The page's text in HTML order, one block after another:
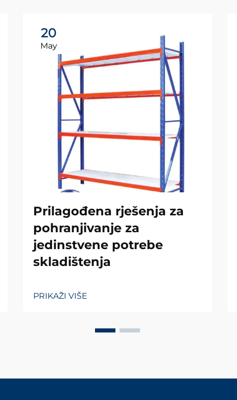
20
May
Prilagođena rješenja za
pohranjivanje za
jedinstvene potrebe
skladištenja
PRIKAŽI VIŠE